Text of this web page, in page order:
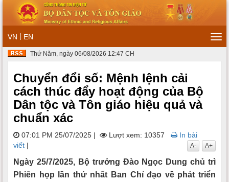
VN | EN
Thứ Năm, ngày 06/08/2026 12:47 CH
Chuyển đổi số: Mệnh lệnh cải
cách thúc đẩy hoạt động của Bộ
Dân tộc và Tôn giáo hiệu quả và
chuẩn xác
07:01 PM 25/07/2025 | Lượt xem: 10357
In bài
viết | A+
A-
Ngày 25/7/2025, Bộ trưởng Đào Ngọc Dung chủ trì
Phiên họp lần thứ nhất Ban Chỉ đạo về phát triển